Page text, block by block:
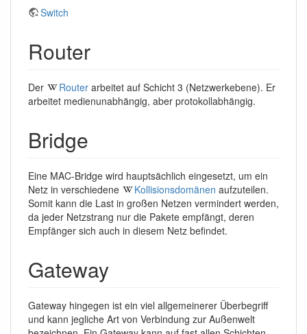
Switch
Router
Der Router arbeitet auf Schicht 3 (Netzwerkebene). Er
arbeitet medienunabhängig, aber protokollabhängig.
Bridge
Eine MAC-Bridge wird hauptsächlich eingesetzt, um ein
Netz in verschiedene
Kollisionsdomänen aufzuteilen.
Somit kann die Last in großen Netzen vermindert werden,
da jeder Netzstrang nur die Pakete empfängt, deren
Empfänger sich auch in diesem Netz befindet.
Gateway
Gateway hingegen ist ein viel allgemeinerer Überbegriff
und kann jegliche Art von Verbindung zur Außenwelt